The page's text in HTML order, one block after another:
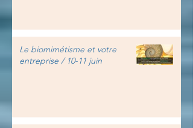
Le biomimétisme et votre
entreprise / 10-11 juin